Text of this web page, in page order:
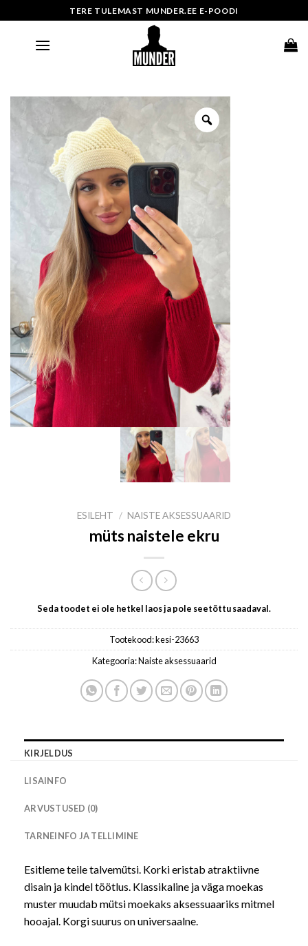
to
TERE TULEMAST MUNDER.EE E-POODI
ESILEHT / NAISTE AKSESSUAARID
müts naistele ekru
Seda toodet ei ole hetkel laos ja pole seetõttu saadaval.
Tootekood:kesi-23663
Kategooria:Naiste aksessuaarid
KIRJELDUS
LISAINFO
ARVUSTUSED (0)
TARNEINFO JA TELLIMINE
Esitleme teile talvemütsi. Korki eristab atraktiivne
disain ja kindel töötlus. Klassikaline ja väga moekas
muster muudab mütsi moekaks aksessuaariks mitmel
hooajal. Korgi suurus on universaalne.